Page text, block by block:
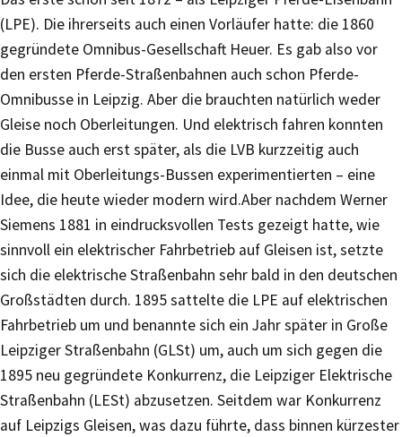
(LPE). Die ihrerseits auch einen Vorläufer hatte: die 1860
gegründete Omnibus-Gesellschaft Heuer. Es gab also vor
den ersten Pferde-Straßenbahnen auch schon Pferde-
Omnibusse in Leipzig. Aber die brauchten natürlich weder
Gleise noch Oberleitungen. Und elektrisch fahren konnten
die Busse auch erst später, als die LVB kurzzeitig auch
einmal mit Oberleitungs-Bussen experimentierten – eine
Idee, die heute wieder modern wird.Aber nachdem Werner
Siemens 1881 in eindrucksvollen Tests gezeigt hatte, wie
sinnvoll ein elektrischer Fahrbetrieb auf Gleisen ist, setzte
sich die elektrische Straßenbahn sehr bald in den deutschen
Großstädten durch. 1895 sattelte die LPE auf elektrischen
Fahrbetrieb um und benannte sich ein Jahr später in Große
Leipziger Straßenbahn (GLSt) um, auch um sich gegen die
1895 neu gegründete Konkurrenz, die Leipziger Elektrische
Straßenbahn (LESt) abzusetzen. Seitdem war Konkurrenz
auf Leipzigs Gleisen, was dazu führte, dass binnen kürzester